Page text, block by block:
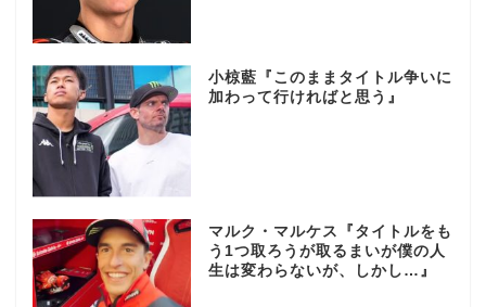
小椋藍『このままタイトル争いに
加わって行ければと思う』
マルク・マルケス『タイトルをも
う1つ取ろうが取るまいが僕の人
生は変わらないが、しかし…』